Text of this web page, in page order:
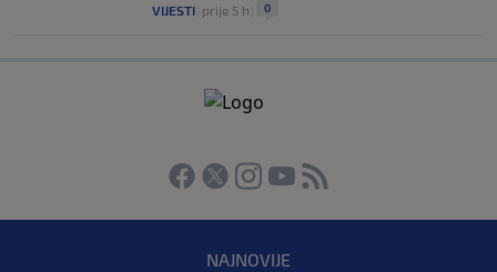
VIJESTI prije 5 h 0
NAJNOVIJE